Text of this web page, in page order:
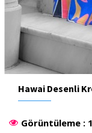
Hawai Desenli
Görüntüleme :